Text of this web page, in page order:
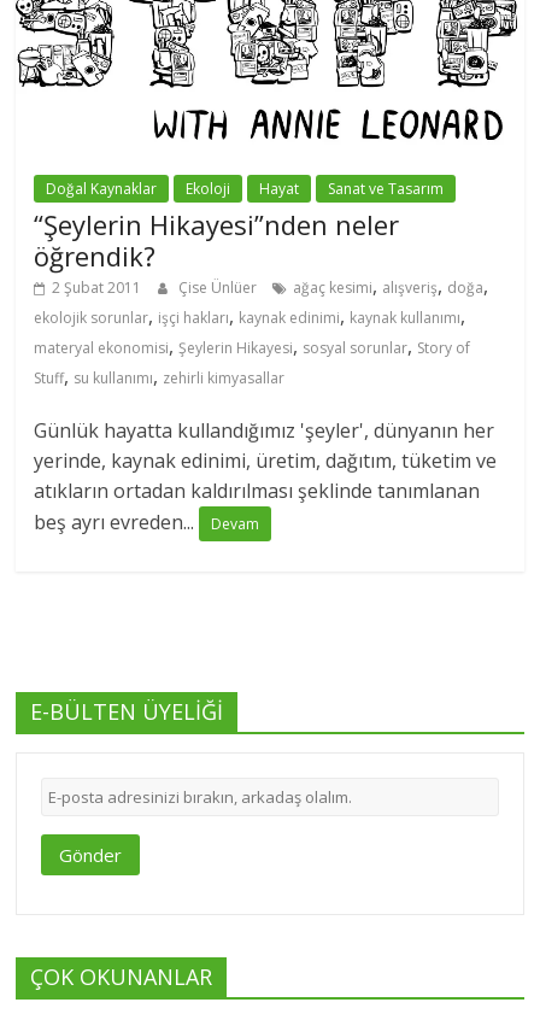
Doğal Kaynaklar Ekoloji Hayat Sanat ve Tasarım
“Şeylerin Hikayesi”nden neler
öğrendik?
2 Şubat 2011 Çise Ünlüer ağaç kesimi, alışveriş, doğa,
ekolojik sorunlar, işçi hakları, kaynak edinimi, kaynak kullanımı,
materyal ekonomisi,Şeylerin Hikayesi, sosyal sorunlar, Story of
Stuff, su kullanımı, zehirli kimyasallar
Günlük hayatta kullandığımız 'şeyler', dünyanın her
yerinde, kaynak edinimi, üretim, dağıtım, tüketim ve
atıkların ortadan kaldırılması şeklinde tanımlanan
beş ayrı evreden...
Devam
E-BÜLTEN ÜYELİĞİ
Gönder
ÇOK OKUNANLAR